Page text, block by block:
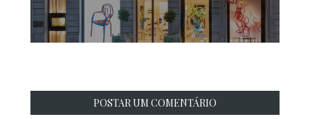
POSTAR UM COMENTÁRIO